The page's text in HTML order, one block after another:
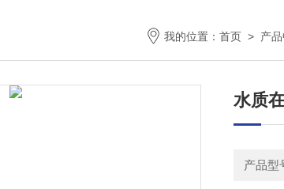
我的位置： 首页 > 产
水质
产品型